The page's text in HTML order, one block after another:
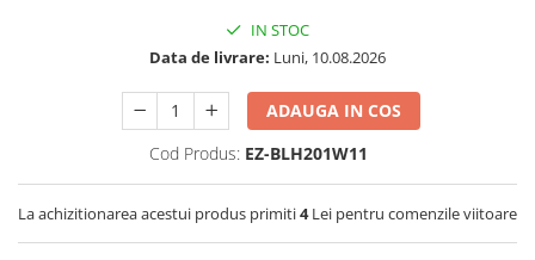
Placi de indreptat parul
Perii de par electrice
Ondulatoare
IN STOC
Data de livrare: Luni, 10.08.2026
ADAUGA IN COS
Cod Produs: EZ-BLH201W11
La achizitionarea acestui produs primiti4Lei pentru comenzile viitoare